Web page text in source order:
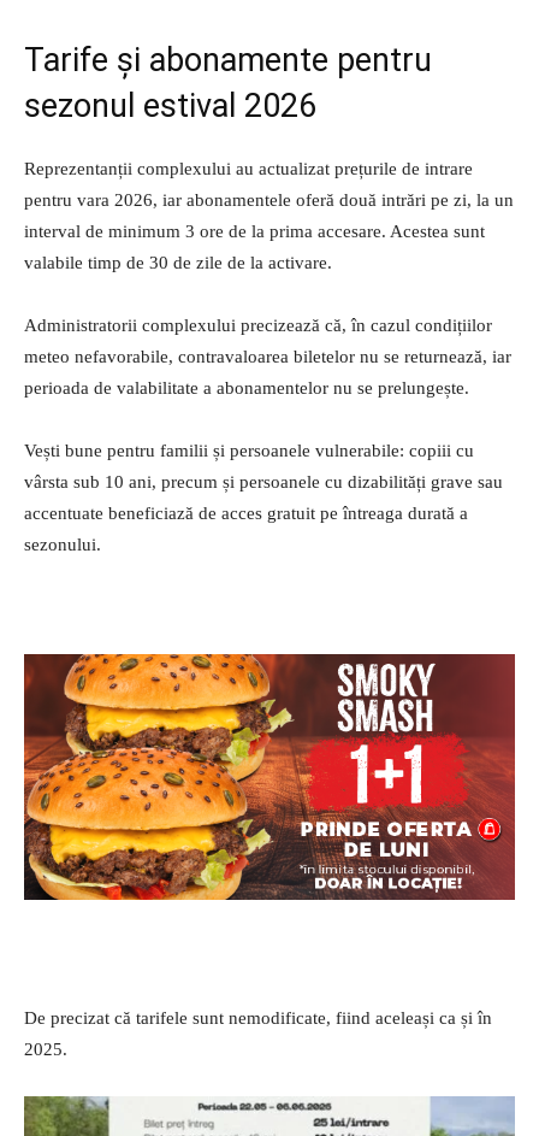
Tarife și abonamente pentru
sezonul estival 2026
Reprezentanții complexului au actualizat prețurile de intrare
pentru vara 2026, iar abonamentele oferă două intrări pe zi, la un
interval de minimum 3 ore de la prima accesare. Acestea sunt
valabile timp de 30 de zile de la activare.
Administratorii complexului precizează că, în cazul condițiilor
meteo nefavorabile, contravaloarea biletelor nu se returnează, iar
perioada de valabilitate a abonamentelor nu se prelungește.
Vești bune pentru familii și persoanele vulnerabile: copiii cu
vârsta sub 10 ani, precum și persoanele cu dizabilități grave sau
accentuate beneficiază de acces gratuit pe întreaga durată a
sezonului.
De precizat că tarifele sunt nemodificate, fiind aceleași ca și în
2025.